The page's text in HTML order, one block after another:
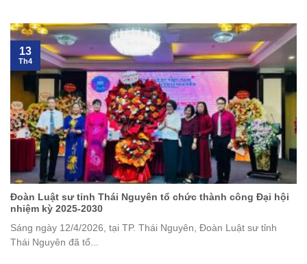
Đoàn Luật sư tỉnh Thái Nguyên tổ chức thành công Đại hội
nhiệm kỳ 2025-2030
Sáng ngày 12/4/2026, tại TP. Thái Nguyên, Đoàn Luật sư tỉnh
Thái Nguyên đã tổ...
13
Th4